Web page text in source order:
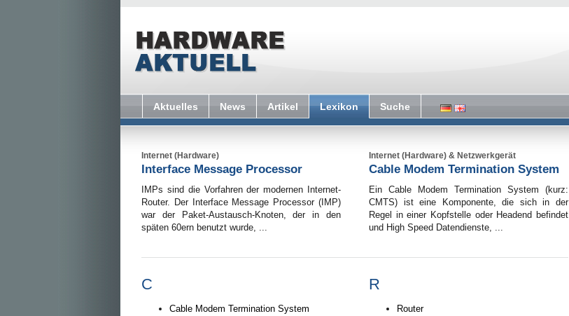
Aktuelles News Artikel Lexikon Suche
Internet (Hardware)
Interface Message Processor
IMPs sind die Vorfahren der modernen Internet-
Router. Der Interface Message Processor (IMP)
war der Paket-Austausch-Knoten, der in den
späten 60ern benutzt wurde, ...
Internet (Hardware) & Netzwerkgerät
Cable Modem Termination System
Ein Cable Modem Termination System (kurz:
CMTS) ist eine Komponente, die sich in der
Regel in einer Kopfstelle oder Headend befindet
und High Speed Datendienste, ...
C
Cable Modem Termination System
R
Router